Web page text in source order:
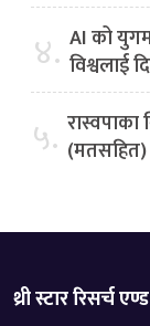
४. AI को
विश्वलाई
५. रास्वपाका
(मतसहित)
थ्री स्टार रिसर्च